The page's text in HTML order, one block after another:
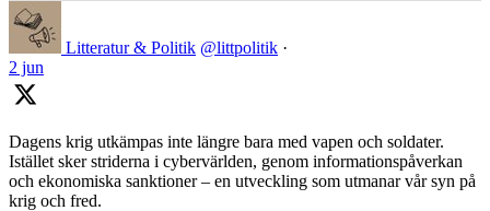
Litteratur & Politik @littpolitik ·
2 jun
Dagens krig utkämpas inte längre bara med vapen och soldater.
Istället sker striderna i cybervärlden, genom informationspåverkan
och ekonomiska sanktioner – en utveckling som utmanar vår syn på
krig och fred.